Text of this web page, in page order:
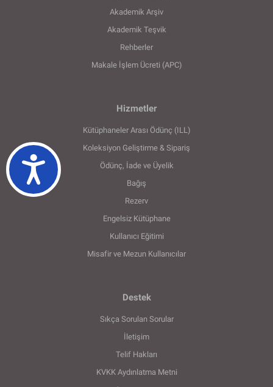
Ulaşılabilirlik
Akademik Arşiv
Akademik Teşvik
Rehberler
Makale İşlem Ücreti (APC)
Hizmetler
Kütüphaneler Arası Ödünç (ILL)
Koleksiyon Geliştirme & Sipariş
Ödünç, İade ve Üyelik
Bağış
Rezerv
Engelsiz Kütüphane
Kullanıcı Eğitimi
Misafir ve Mezun Kullanıcılar
Destek
Sıkça Sorulan Sorular
İletişim
Telif Hakları
KVKK Aydınlatma Metni